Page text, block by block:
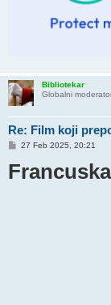
Bibliotekar
Globalni
Re: Film koji
P
s
t
27 Feb 2025, 20:21